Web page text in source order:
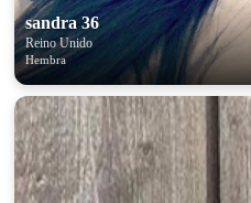
sandra 36
Reino Unido
Hembra